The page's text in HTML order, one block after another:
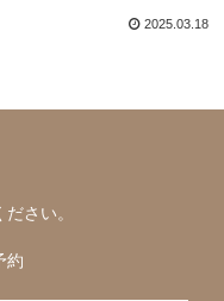
2025.03.18
さい。
約